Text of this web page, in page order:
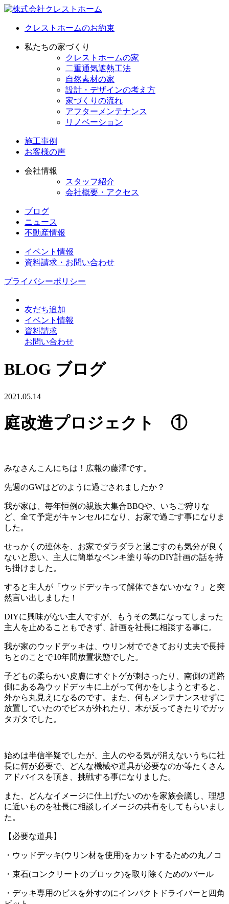
クレストホームのお約束
私たちの家づくり
クレストホームの家
二重通気遮熱工法
自然素材の家
設計・デザインの考え方
家づくりの流れ
アフターメンテナンス
リノベーション
施工事例
お客様の声
会社情報
スタッフ紹介
会社概要・アクセス
ブログ
ニュース
不動産情報
イベント情報
資料請求・お問い合わせ
プライバシーポリシー
友だち追加
イベント情報
資料請求
お問い合わせ
BLOG ブログ
2021.05.14
庭改造プロジェクト ①
みなさんこんにちは！広報の藤澤です。
先週のGWはどのように過ごされましたか？
我が家は、毎年恒例の親族大集合BBQや、いちご狩りな
ど、全て予定がキャンセルになり、お家で過ごす事になりま
した。
せっかくの連休を、お家でダラダラと過ごすのも気分が良く
ないと思い、主人に簡単なペンキ塗り等のDIY計画の話を持
ち掛けました。
すると主人が「ウッドデッキって解体できないかな？」と突
然言い出しました！
DIYに興味がない主人ですが、もうその気になってしまった
主人を止めることもできず、計画を社長に相談する事に。
我が家のウッドデッキは、ウリン材でできており丈夫で長持
ちとのことで10年間放置状態でした。
子どもの柔らかい皮膚にすぐトゲが刺さったり、南側の道路
側にある為ウッドデッキに上がって何かをしようとすると、
外から丸見えになるのです。また、何もメンテナンスせずに
放置していたのでビスが外れたり、木が反ってきたりでガッ
タガタでした。
始めは半信半疑でしたが、主人のやる気が消えないうちに社
長に何が必要で、どんな機械や道具が必要なのか等たくさん
アドバイスを頂き、挑戦する事になりました。
また、どんなイメージに仕上げたいのかを家族会議し、理想
に近いものを社長に相談しイメージの共有をしてもらいまし
た。
【必要な道具】
・ウッドデッキ(ウリン材を使用)をカットするための丸ノコ
・束石(コンクリートのブロック)を取り除くためのバール
・デッキ専用のビスを外すのにインパクトドライバーと四角